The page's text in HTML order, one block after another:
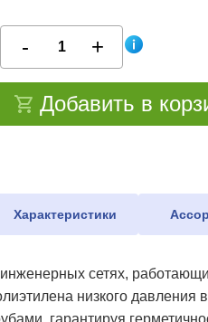
Добавить в
Характеристики
сетях,
низкого
гарантируя